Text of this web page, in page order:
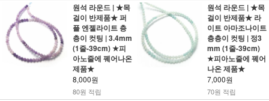
원석 라운드 | ★목
걸이 반제품★ 퍼
플 엔젤라이트 층
층이 컷팅 | 3.4mm
(1줄-39cm) ★피
아노줄에 꿰어나온
제품★
8,000원
80원 적립
원석 라운드 | ★목
걸이 반제품★ 라
이트 아마조나이트
층층이 컷팅 | 정3
mm (1줄-39cm)
★피아노줄에 꿰어
나온 제품★
7,000원
70원 적립